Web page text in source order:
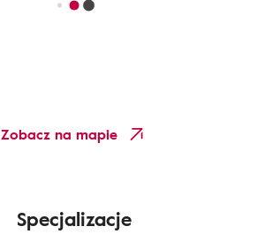
Zobacz na mapie
Specjalizacje